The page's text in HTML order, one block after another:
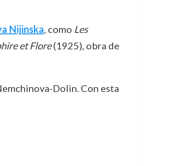
Nijinska, como Les
et Flore(1925), obra de
Dolin. Con esta